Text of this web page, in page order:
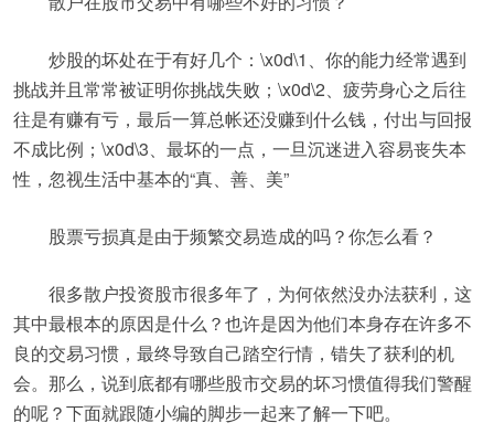
炒股的坏处在于有好几个：\x0d\1、你的能力经常遇到
挑战并且常常被证明你挑战失败；\x0d\2、疲劳身心之后往
往是有赚有亏，最后一算总帐还没赚到什么钱，付出与回报
不成比例；\x0d\3、最坏的一点，一旦沉迷进入容易丧失本
性，忽视生活中基本的“真、善、美”
股票亏损真是由于频繁交易造成的吗？你怎么看？
很多散户投资股市很多年了，为何依然没办法获利，这
其中最根本的原因是什么？也许是因为他们本身存在许多不
良的交易习惯，最终导致自己踏空行情，错失了获利的机
会。那么，说到底都有哪些股市交易的坏习惯值得我们警醒
的呢？下面就跟随小编的脚步一起来了解一下吧。